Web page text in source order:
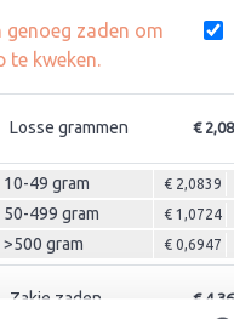
genoeg zaden om
te kweken.
Losse grammen €
10-49 gram € 2,0839
50-499 gram € 1,0724
>500 gram € 0,6947
Zakje zaden € 4,36